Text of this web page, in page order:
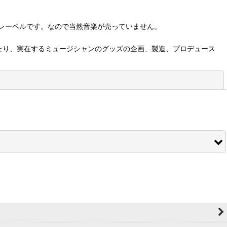
ベルです。なので当然音楽が売っていません。
、実在するミュージシャンのグッズの企画、製造、プロデュース